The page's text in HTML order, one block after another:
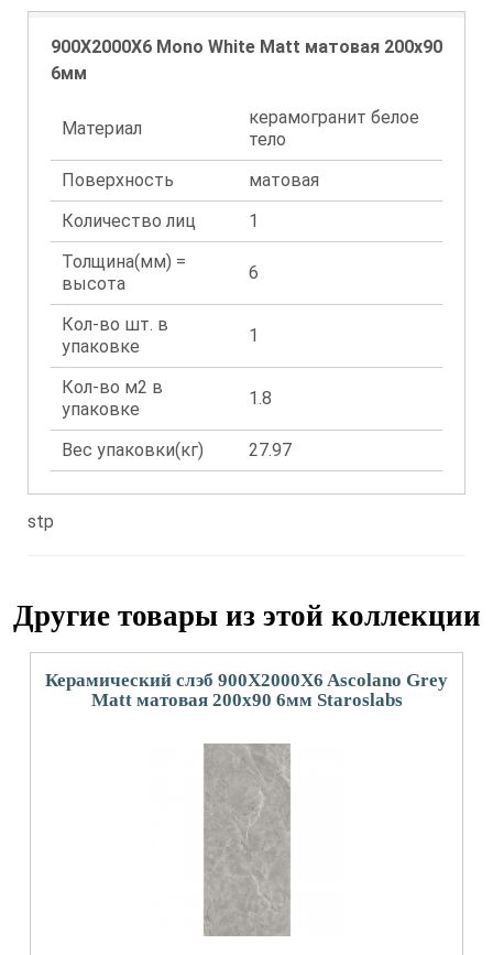
900X2000X6 Mono White Matt матовая 200x90
6мм
Материал
керамогранит белое
тело
Поверхность
матовая
Количество лиц
1
Толщина(мм) =
высота
6
Кол-во шт. в
упаковке
1
Кол-во м2 в
упаковке
1.8
Вес упаковки(кг) 27.97
stp
Другие товары из этой коллекции
Керамический слэб 900X2000X6 Ascolano Grey
Matt матовая 200x90 6мм Staroslabs